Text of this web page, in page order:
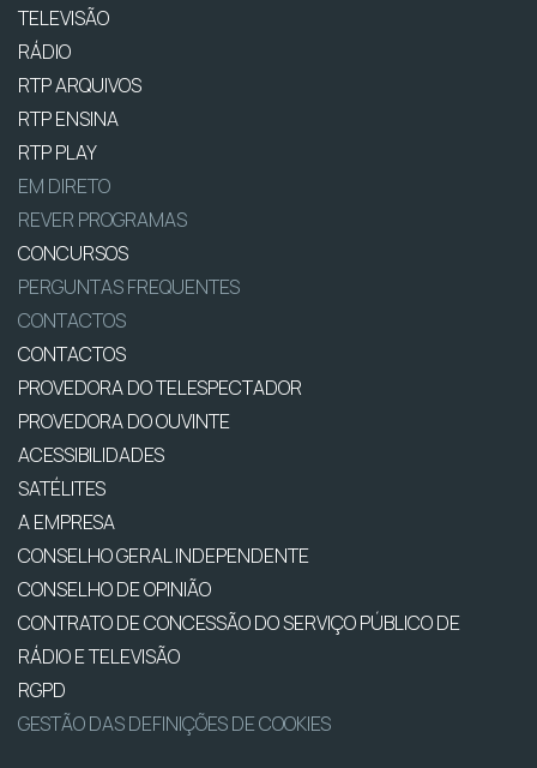
TELEVISÃO
RÁDIO
RTP ARQUIVOS
RTP ENSINA
RTP PLAY
EM DIRETO
REVER PROGRAMAS
CONCURSOS
PERGUNTAS FREQUENTES
CONTACTOS
CONTACTOS
PROVEDORA DO TELESPECTADOR
PROVEDORA DO OUVINTE
ACESSIBILIDADES
SATÉLITES
A EMPRESA
CONSELHO GERAL INDEPENDENTE
CONSELHO DE OPINIÃO
CONTRATO DE CONCESSÃO DO SERVIÇO PÚBLICO DE
RÁDIO E TELEVISÃO
RGPD
GESTÃO DAS DEFINIÇÕES DE COOKIES